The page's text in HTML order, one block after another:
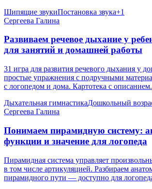
Шипящие звукиПостановка звука+1
Сергеева Галина
Развиваем речевое дыхание у
для занятий и домашней работы
31 игра для развития речевого дыхания у
простые упражнения с подручными
с логопедом и дома. Картотека с описанием.
Дыхательная гимнастикаДошкольный
Сергеева Галина
Понимаем пирамидную систему:
функции и значение для логопеда
Пирамидная система управляет
в том числе артикуляцией. Разбираем
пирамидного пути — доступно для